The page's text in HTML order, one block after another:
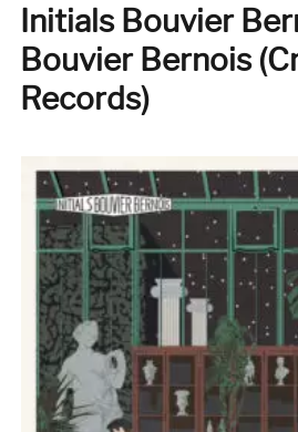
Initials Bouvier
Bouvier Bernois
Records)